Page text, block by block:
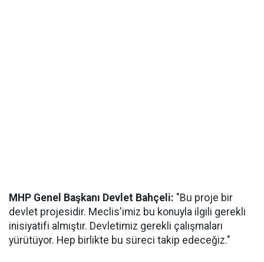
MHP Genel Başkanı Devlet Bahçeli: "Bu proje bir
devlet projesidir. Meclis'imiz bu konuyla ilgili gerekli
inisiyatifi almıştır. Devletimiz gerekli çalışmaları
yürütüyor. Hep birlikte bu süreci takip edeceğiz."